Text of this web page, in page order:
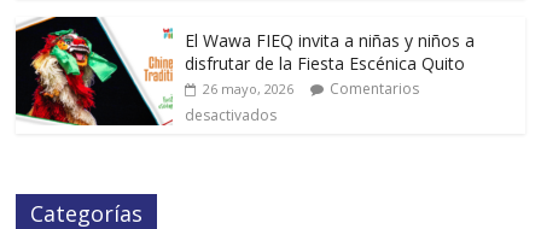
El Wawa FIEQ invita a niñas y niños a
disfrutar de la Fiesta Escénica Quito
26 mayo, 2026
Comentarios
desactivados
Categorías